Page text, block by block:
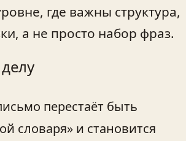
где важны структура,
а не просто набор фраз.
перестаёт быть
словаря» и становится